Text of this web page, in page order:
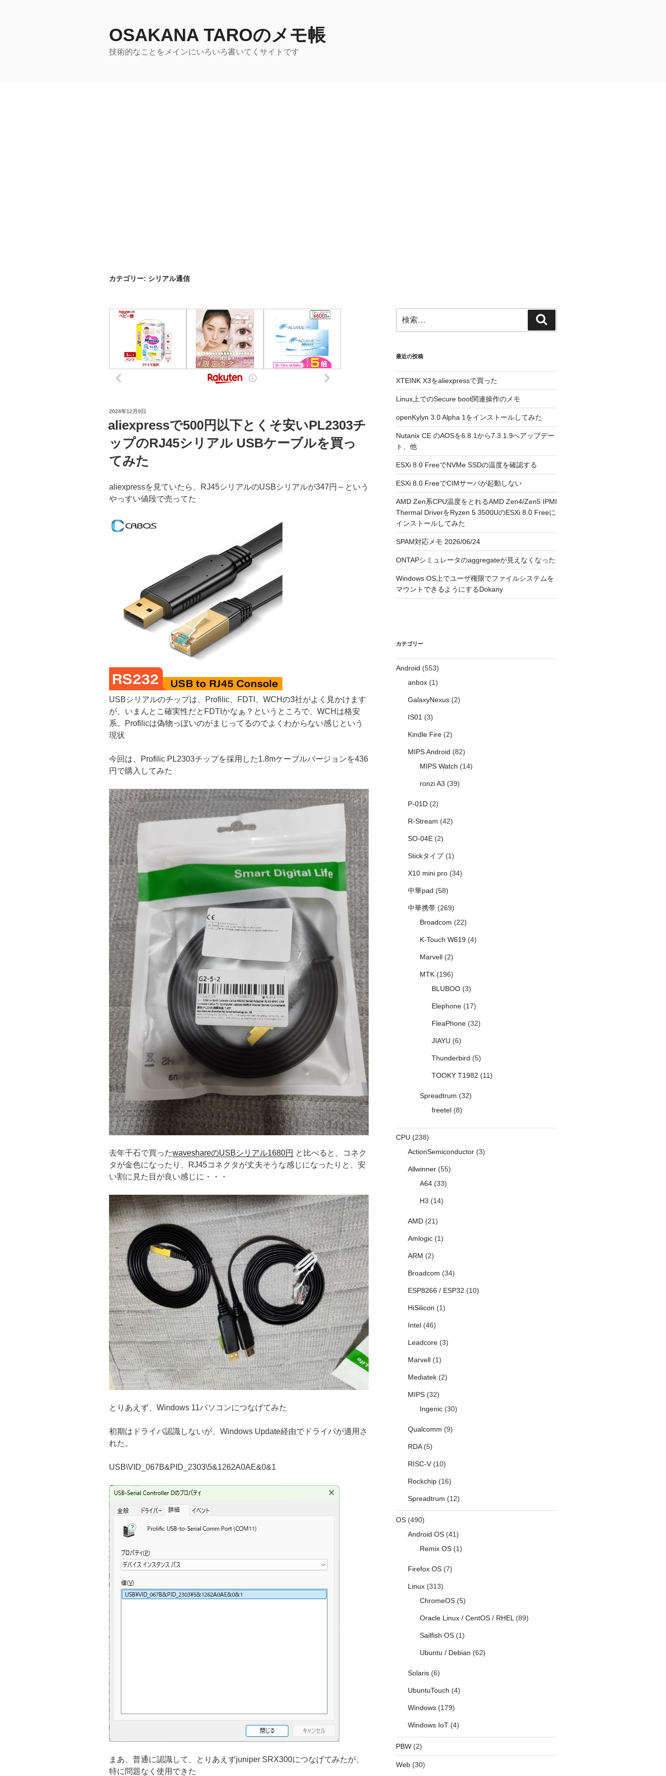
OSAKANA TAROのメモ帳
技術的なことをメインにいろいろ書いてくサイトです
カテゴリー: シリアル通信
投
日:
2024年12月9日
aliexpressで500円以下とくそ安いPL2303チ
ップのRJ45シリアル USBケーブルを買っ
てみた
aliexpressを見ていたら、RJ45シリアルのUSBシリアルが347円～という
やっすい値段で売ってた
USBシリアルのチップは、Profilic、FDTI、WCHの3社がよく見かけます
が、いまんとこ確実性だとFDTIかなぁ？というところで、WCHは格安
系。Profilicは偽物っぽいのがまじってるのでよくわからない感じという
現状
今回は、Profilic PL2303チップを採用した1.8mケーブルバージョンを436
円で購入してみた
去年千石で買ったwaveshareのUSBシリアル1680円 と比べると、コネク
タが金色になったり、RJ45コネクタが丈夫そうな感じになったりと、安
い割に見た目が良い感じに・・・
とりあえず、Windows 11パソコンにつなげてみた
初期はドライバ認識しないが、Windows Update経由でドライバが適用さ
れた。
USB\VID_067B&PID_2303\5&1262A0AE&0&1
まあ、普通に認識して、とりあえずjuniper SRX300につなげてみたが、
特に問題なく使用できた
索:
索
最近の投稿
XTEINK X3をaliexpressで買った
Linux上でのSecure boot関連操作のメモ
openKylyn 3.0 Alpha 1をインストールしてみた
Nutanix CE のAOSを6.8.1から7.3.1.9へアップデー
ト、他
ESXi 8.0 FreeでNVMe SSDの温度を確認する
ESXi 8.0 FreeでCIMサーバが起動しない
AMD Zen系CPU温度をとれるAMD Zen4/Zen5 IPMI
Thermal DriverをRyzen 5 3500UのESXi 8.0 Freeに
インストールしてみた
SPAM対応メモ 2026/06/24
ONTAPシミュレータのaggregateが見えなくなった
Windows OS上でユーザ権限でファイルシステムを
マウントできるようにするDokany
カテゴリー
Android (553)
anbox(1)
GalaxyNexus(2)
IS01 (3)
Kindle Fire(2)
MIPS Android (82)
MIPS Watch (14)
ronzi A3 (39)
P-01D(2)
R-Stream (42)
SO-04E(2)
Stickタイプ(1)
X10 mini pro(34)
中華pad (58)
中華携帯(269)
Broadcom (22)
K-Touch W619(4)
Marvell(2)
MTK(196)
BLUBOO(3)
Elephone(17)
FleaPhone(32)
JIAYU (6)
Thunderbird (5)
TOOKY T1982 (11)
Spreadtrum (32)
freetel(8)
CPU (238)
ActionSemiconductor(3)
Allwinner(55)
A64(33)
H3 (14)
AMD(21)
Amlogic(1)
ARM (2)
Broadcom (34)
ESP8266 / ESP32 (10)
HiSilicon (1)
Intel(46)
Leadcore(3)
Marvell(1)
Mediatek(2)
MIPS(32)
Ingenic(30)
Qualcomm (9)
RDA(5)
RISC-V(10)
Rockchip(16)
Spreadtrum (12)
OS(490)
Android OS(41)
Remix OS(1)
Firefox OS(7)
Linux(313)
ChromeOS(5)
Oracle Linux / CentOS / RHEL (89)
Sailfish OS(1)
Ubuntu / Debian (62)
Solaris(6)
UbuntuTouch (4)
Windows(179)
Windows IoT(4)
PBW(2)
Web(30)